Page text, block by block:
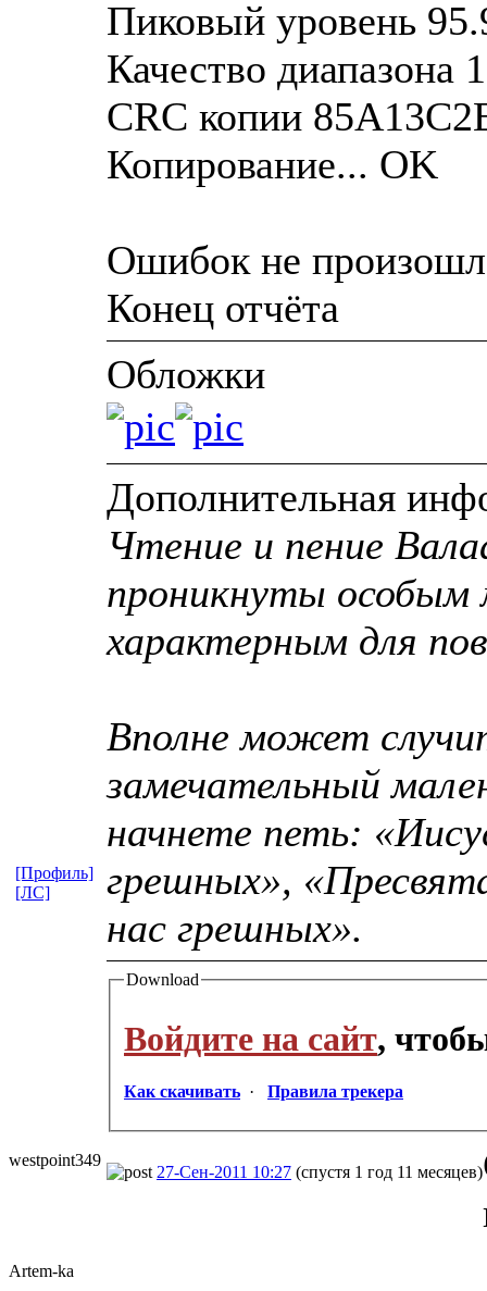
Пиковый уровень
Качество диапазона
CRC копии
Копирование... OK
Ошибок не
Конец отчёта
Обложки
Дополнительная
Чтение и пение
проникнуты особым
характерным для
Вполне может
замечательный
начнете петь:
грешных»,
нас грешных».
Download
Войдите на сайт,
Как скачивать · Правила трекера
[Профиль]
[ЛС]
westpoint349
27-Сен-2011 10:27 (спустя 1 год 11 месяцев)
Artem-ka